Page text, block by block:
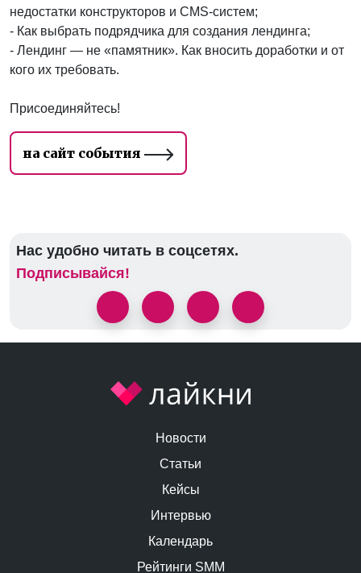
недостатки конструкторов и CMS-систем;
- Как выбрать подрядчика для создания лендинга;
- Лендинг — не «памятник». Как вносить доработки и от
кого их требовать.
Присоединяйтесь!
на сайт события
Нас удобно читать в соцсетях.
Подписывайся!
Новости
Статьи
Кейсы
Интервью
Календарь
Рейтинги SMM